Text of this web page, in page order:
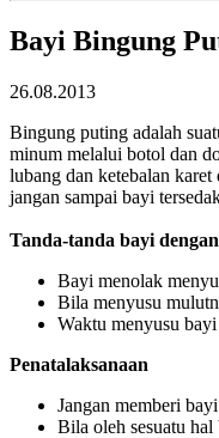
Bayi Bingung
26.08.2013
Bingung puting adalah
minum melalui botol dan
lubang dan ketebalan
jangan sampai bayi
Tanda-tanda bayi
Bayi menolak
Bila menyusu
Waktu menyusu bayi
Penatalaksanaan
Jangan memberi
Bila oleh sesuatu